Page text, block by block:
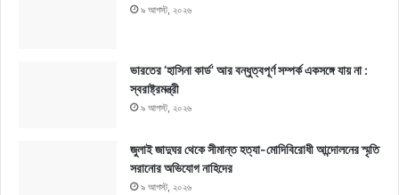
৯ আগস্ট, ২০২৬
ভারতের ‘হাসিনা কার্ড’ আর বন্ধুত্বপূর্ণ সম্পর্ক একসঙ্গে যায় না :
স্বরাষ্ট্রমন্ত্রী
৯ আগস্ট, ২০২৬
জুলাই জাদুঘর থেকে সীমান্ত হত্যা-মোদিবিরোধী আন্দোলনের স্মৃতি
সরানোর অভিযোগ নাহিদের
৯ আগস্ট, ২০২৬